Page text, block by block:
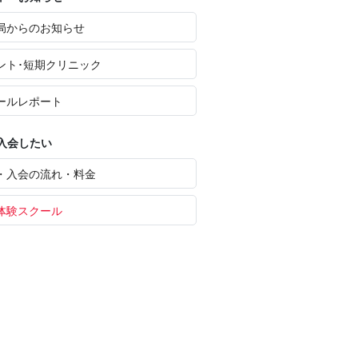
からのお知らせ
ト･短期クリニック
ルレポート
会したい
入会の流れ・料金
験スクール